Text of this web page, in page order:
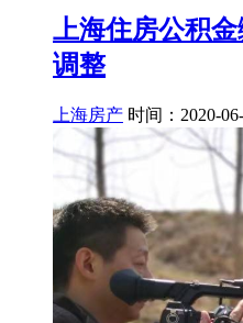
上海住房公积
调整
上海房产 时间：2020-